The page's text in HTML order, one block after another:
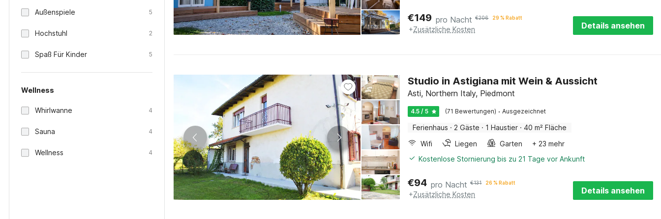
Außenspiele 5
Hochstuhl 2
Spaß Für Kinder 5
Wellness
Whirlwanne 4
Sauna 4
Wellness 4
€149 pro Nacht €206 29 % Rabatt
+Zusätzliche Kosten Details ansehen
Studio in Astigiana mit Wein & Aussicht
Asti, Northern Italy, Piedmont
4.5 / 5 (71 Bewertungen) · Ausgezeichnet
Ferienhaus · 2 Gäste · 1 Haustier · 40 m² Fläche
Wifi
Liegen Garten
+ 23 mehr
Kostenlose Stornierung bis zu 21 Tage vor Ankunft
€94 pro Nacht €131 26 % Rabatt
+Zusätzliche Kosten Details ansehen